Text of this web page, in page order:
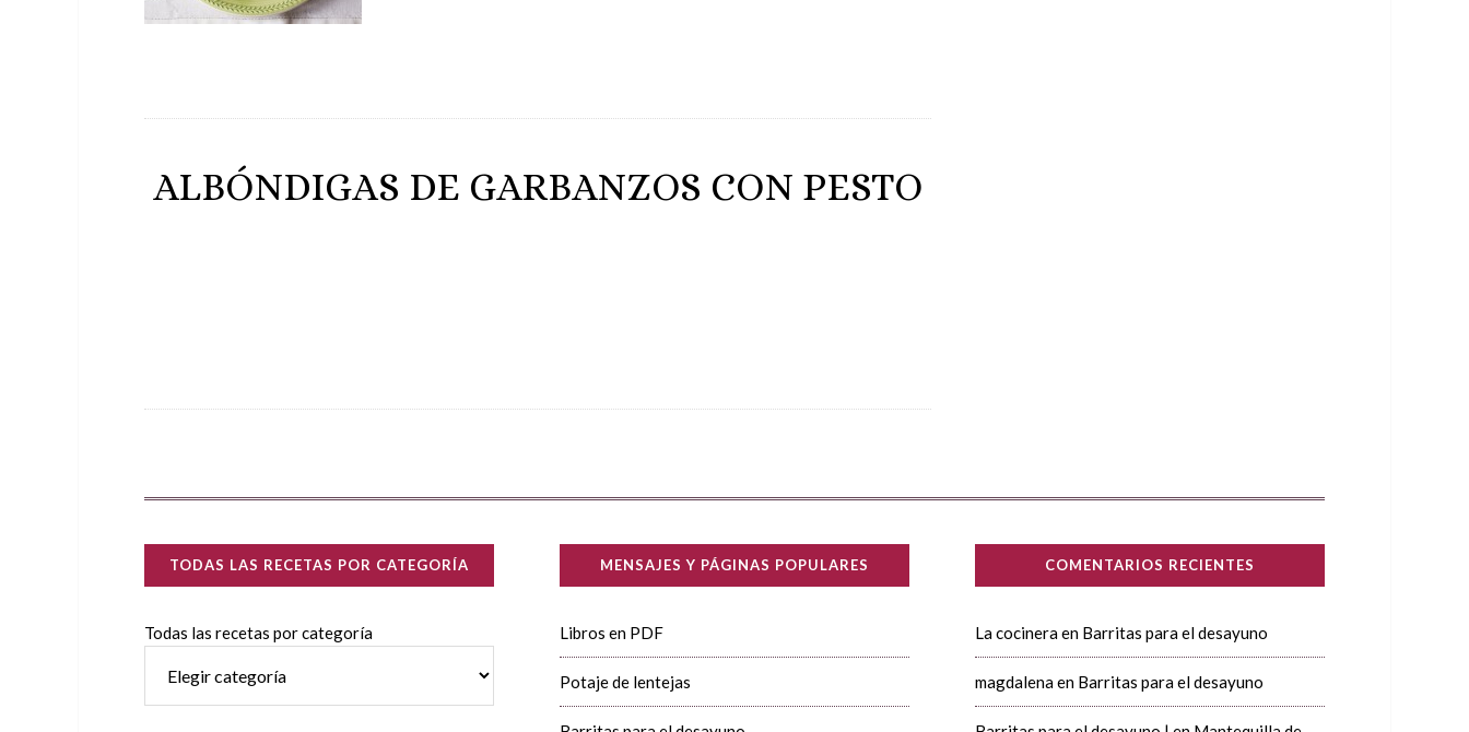
ALBÓNDIGAS DE GARBANZOS CON PESTO
TODAS LAS RECETAS POR CATEGORÍA
Todas las recetas por categoría
MENSAJES Y PÁGINAS POPULARES
Libros en PDF
Potaje de lentejas
COMENTARIOS RECIENTES
La cocineraen Barritas para el desayuno
magdalenaen Barritas para el desayuno